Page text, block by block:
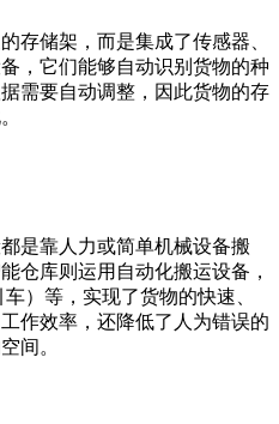
存储架，而是集成了传感器、
，它们能够自动识别货物的种
需要自动调整，因此货物的存
是靠人力或简单机械设备搬
仓库则运用自动化搬运设备，
）等，实现了货物的快速、
作效率，还降低了人为错误的
间。